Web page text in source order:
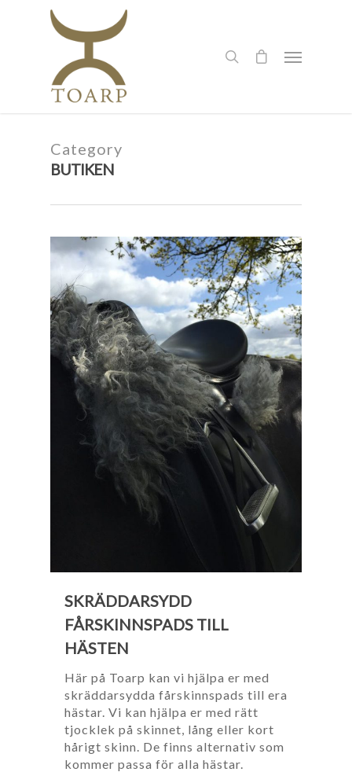
Category
BUTIKEN
SKRÄDDARSYDD
FÅRSKINNSPADS TILL
HÄSTEN
Här på Toarp kan vi hjälpa er med
skräddarsydda fårskinnspads till era
hästar. Vi kan hjälpa er med rätt
tjocklek på skinnet, lång eller kort
hårigt skinn. De finns alternativ som
kommer passa för alla hästar.